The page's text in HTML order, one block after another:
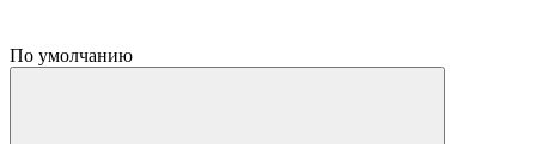
По умолчанию